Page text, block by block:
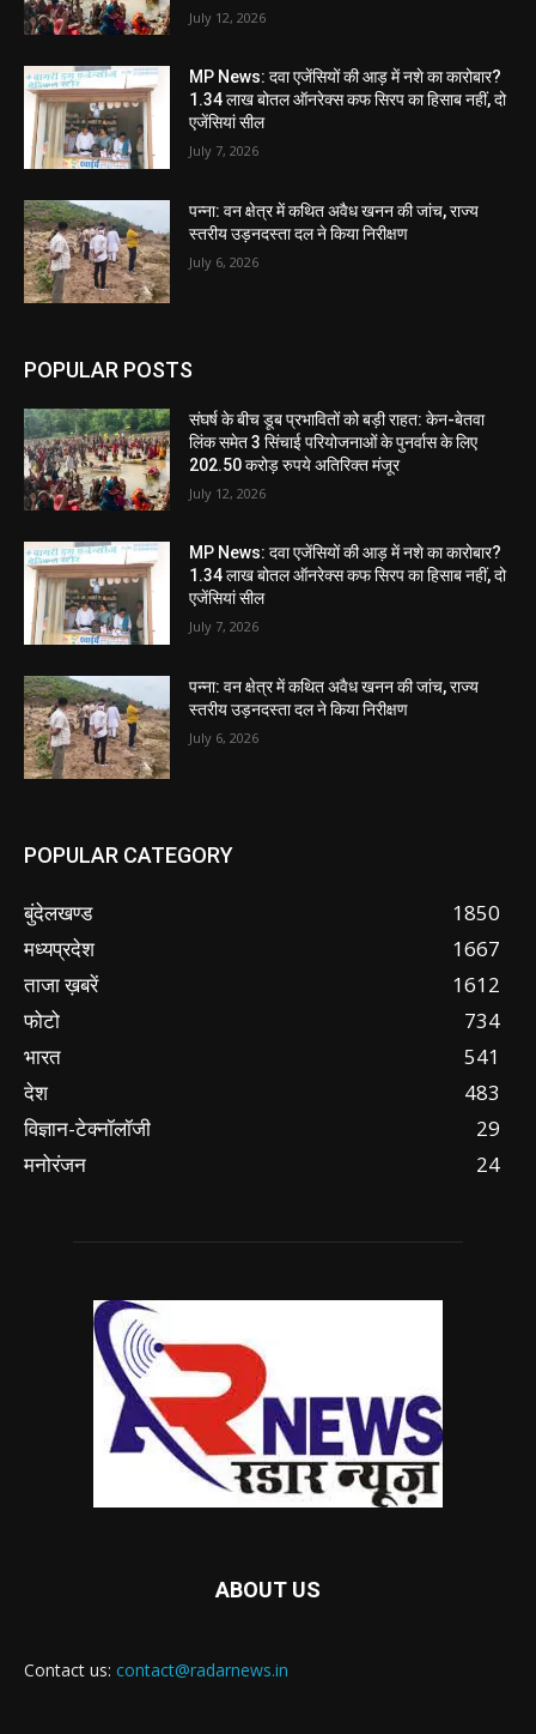
July 12, 2026
MP News: दवा एजेंसियों की आड़ में नशे का कारोबार?
1.34 लाख बोतल ऑनरेक्स कफ सिरप का हिसाब नहीं, दो
एजेंसियां सील
July 7, 2026
पन्ना: वन क्षेत्र में कथित अवैध खनन की जांच, राज्य
स्तरीय उड़नदस्ता दल ने किया निरीक्षण
July 6, 2026
POPULAR POSTS
संघर्ष के बीच डूब प्रभावितों को बड़ी राहत: केन-बेतवा
लिंक समेत 3 सिंचाई परियोजनाओं के पुनर्वास के लिए
202.50 करोड़ रुपये अतिरिक्त मंजूर
July 12, 2026
MP News: दवा एजेंसियों की आड़ में नशे का कारोबार?
1.34 लाख बोतल ऑनरेक्स कफ सिरप का हिसाब नहीं, दो
एजेंसियां सील
July 7, 2026
पन्ना: वन क्षेत्र में कथित अवैध खनन की जांच, राज्य
स्तरीय उड़नदस्ता दल ने किया निरीक्षण
July 6, 2026
POPULAR CATEGORY
बुंदेलखण्ड
1850
मध्यप्रदेश
1667
ताजा ख़बरें
1612
फोटो
734
भारत
541
देश
483
विज्ञान-टेक्नॉलॉजी
29
मनोरंजन
24
ABOUT US
Contact us: contact@radarnews.in